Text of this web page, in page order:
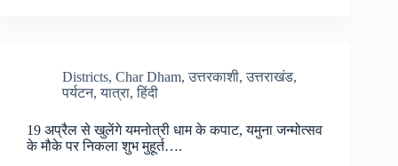
कार्ड
प्रक्रिया
शुरू,
वाहनों
Districts, Char Dham,उत्तरकाशी,उत्तराखंड,
पर्यटन,यात्रा,हिंदी
19 अप्रैल से खुलेंगे यमनोत्री धाम के कपाट, यमुना जन्मोत्सव
के मौके पर निकला शुभ मुहूर्त….